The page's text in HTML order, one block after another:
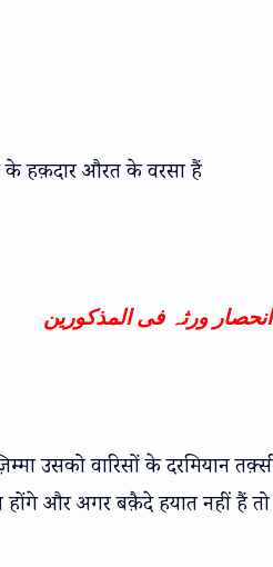
के हक़दार औरत के वरसा हैं
ورثہ فی المذکورین
उसको वारिसों के दरमियान
होंगे और अगर बक़ैदे हयात नहीं हैं